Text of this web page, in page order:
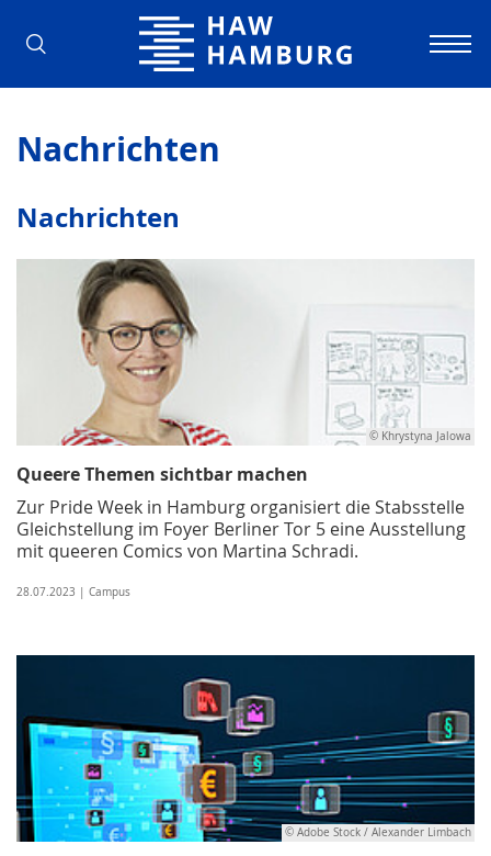
Hochschule für Angewandte
Nachrichten
Nachrichten
© Khrystyna Jalowa
Queere Themen sichtbar machen
Zur Pride Week in Hamburg organisiert die Stabsstelle
Gleichstellung im Foyer Berliner Tor 5 eine Ausstellung
mit queeren Comics von Martina Schradi.
28.07.2023 | Campus
© Adobe Stock / Alexander Limbach